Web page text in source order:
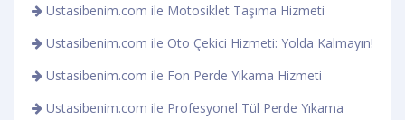
Ustasibenim.com ile Motosiklet Taşıma Hizmeti
Ustasibenim.com ile Oto Çekici Hizmeti: Yolda Kalmayın!
Ustasibenim.com ile Fon Perde Yıkama Hizmeti
Ustasibenim.com ile Profesyonel Tül Perde Yıkama